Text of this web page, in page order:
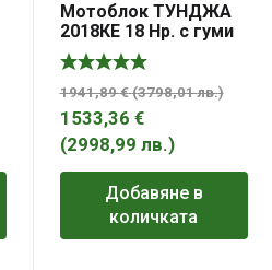
Мотоблок ТУНДЖА
2018КЕ 18 Hp. с гуми
6х12, инвентар и
ремарке 600кг.
1941,89€ (3798,01лв.)
1533,36 €
(2998,99 лв.)
Добавяне в
количката